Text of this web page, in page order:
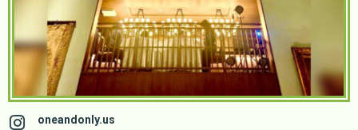
oneandonly.us